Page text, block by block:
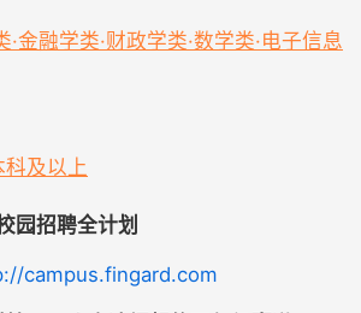
金融学类·财政学类·数学类·电子信息
科及以上
园招聘全计划
campus.fingard.com